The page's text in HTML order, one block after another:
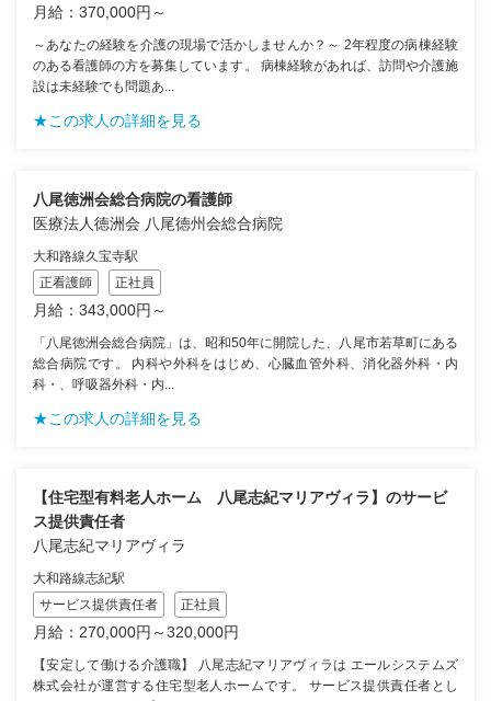
月給：370,000円～
～あなたの経験を介護の現場で活かしませんか？～ 2年程度の病棟経験
のある看護師の方を募集しています。 病棟経験があれば、訪問や介護施
設は未経験でも問題あ...
★この求人の詳細を見る
八尾徳洲会総合病院の看護師
医療法人徳洲会 八尾徳州会総合病院
大和路線久宝寺駅
正看護師
正社員
月給：343,000円～
「八尾徳洲会総合病院」は、昭和50年に開院した、八尾市若草町にある
総合病院です。 内科や外科をはじめ、心臓血管外科、消化器外科・内
科・、呼吸器外科・内...
★この求人の詳細を見る
【住宅型有料老人ホーム 八尾志紀マリアヴィラ】のサービ
ス提供責任者
八尾志紀マリアヴィラ
大和路線志紀駅
サービス提供責任者
正社員
月給：270,000円～320,000円
【安定して働ける介護職】 八尾志紀マリアヴィラは エールシステムズ
株式会社が運営する住宅型老人ホームです。 サービス提供責任者とし